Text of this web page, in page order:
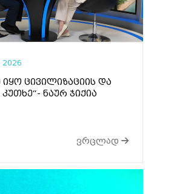
იყო ცივილიზაციის და
ნაურ ჯიქია
ვრცლად